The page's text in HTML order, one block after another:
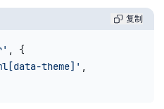
复制
, {
theme]' ,